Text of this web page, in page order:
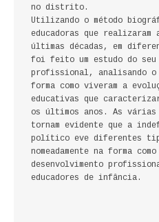
BIOGRAFIA
FICÇÃO E ROMANCE
LABIRINTOS DE EROS
NOVA BIBLIOTECA COSMOS
REVISTA DEDALUS
no distrito.
Utilizando o método
educadoras que realizaram
últimas décadas, em
foi feito um estudo do seu
profissional, analisando o
forma como viveram a
educativas que
os últimos anos. As várias
tornam evidente que a
político eve diferentes
nomeadamente na forma
desenvolvimento
educadores de infância.